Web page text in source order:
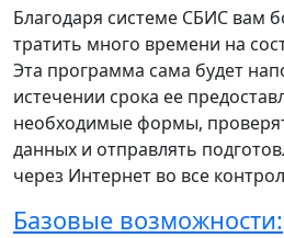
Благодаря системе СБИС вам
тратить много времени на
Эта программа сама будет
истечении срока ее
необходимые формы,
данных и отправлять
через Интернет во все
Базовые возможности: